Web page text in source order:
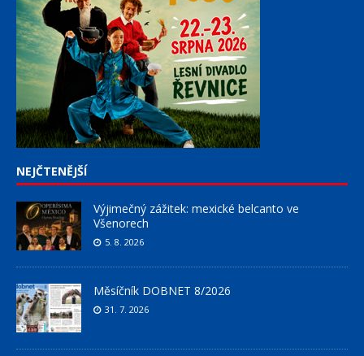
NEJČTENĚJŠÍ
Výjimečný zážitek: mexické belcanto ve
Všenorech
5. 8. 2026
Měsíčník DOBNET 8/2026
31. 7. 2026